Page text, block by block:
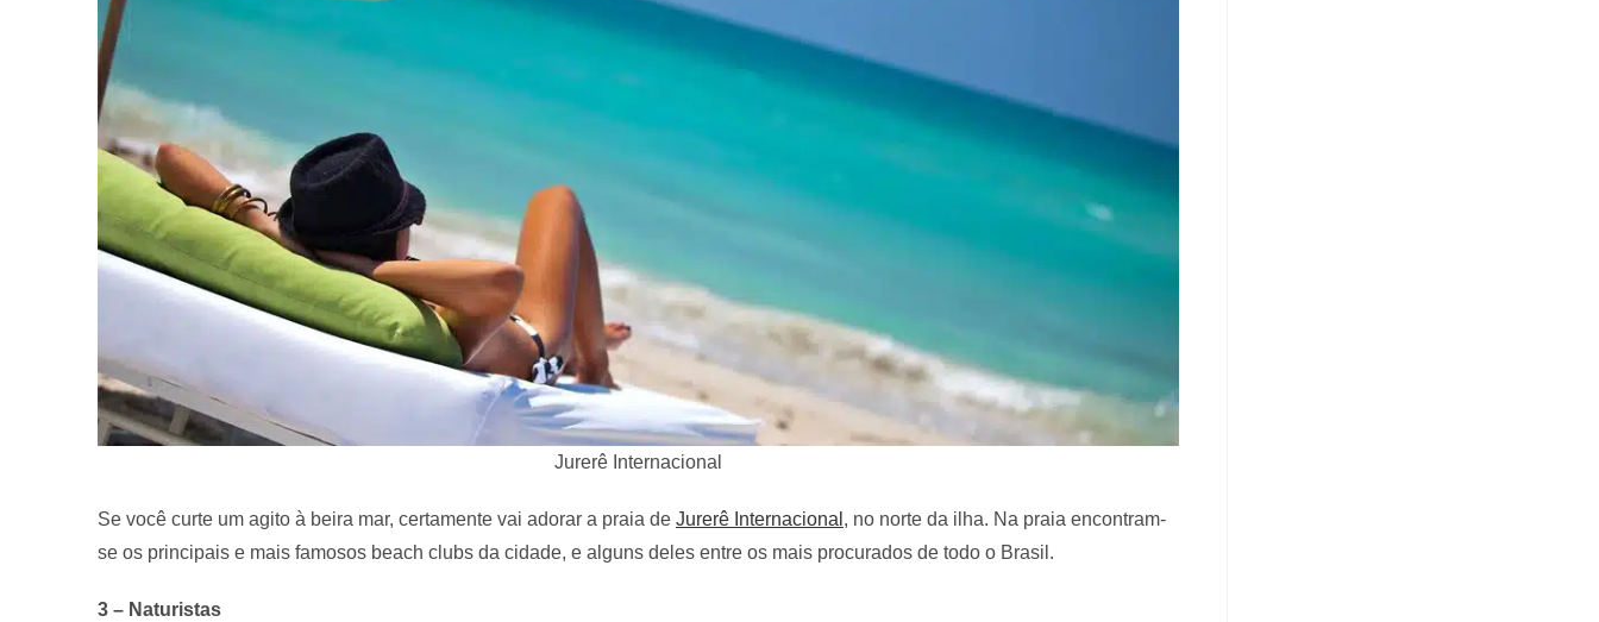
Jurerê Internacional
Se você curte um agito à beira mar, certamente vai adorar a praia de Jurerê Internacional , no norte da ilha. Na praia encontram-
se os principais e mais famosos beach clubs da cidade, e alguns deles entre os mais procurados de todo o Brasil.
3 – Naturistas